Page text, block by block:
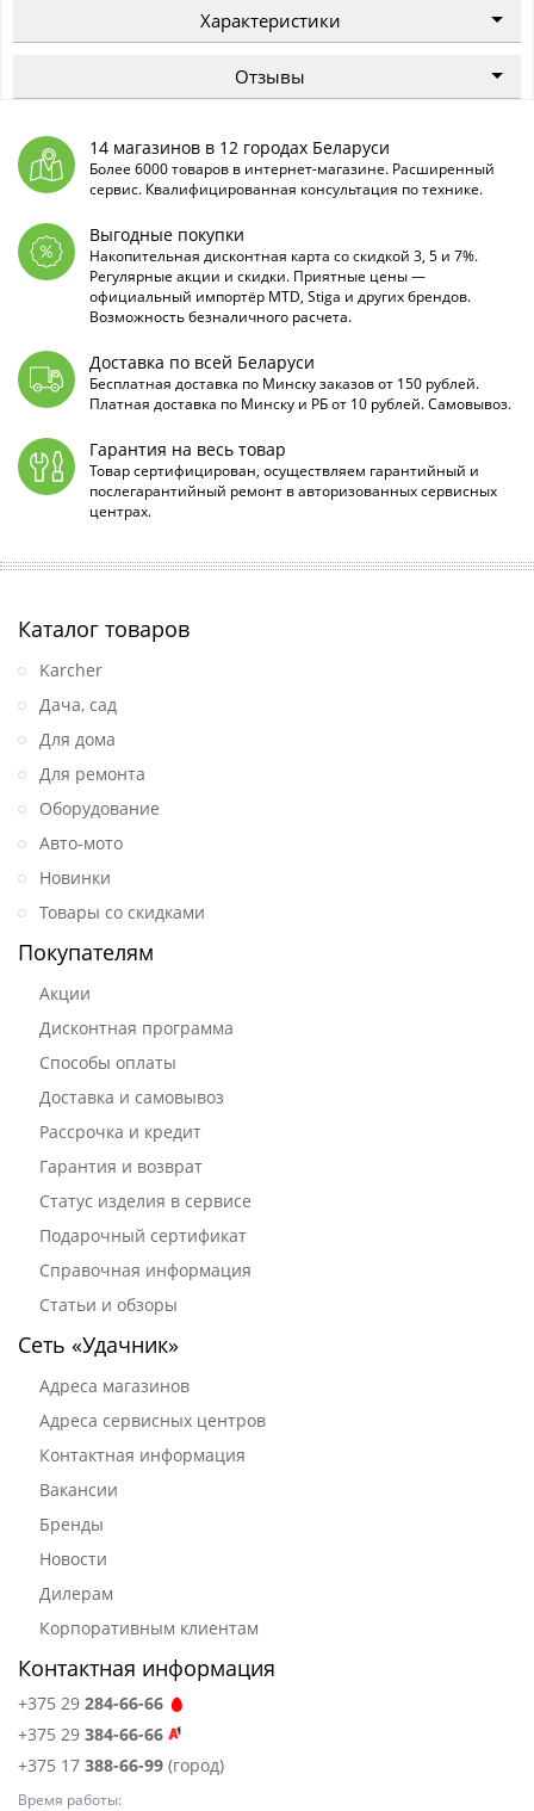
Характеристики
Отзывы
14 магазинов в 12 городах Беларуси
Более 6000 товаров в интернет-магазине. Расширенный
сервис. Квалифицированная консультация по технике.
Выгодные покупки
Накопительная дисконтная карта со скидкой 3, 5 и 7%.
Регулярные акции и скидки. Приятные цены —
официальный импортёр MTD, Stiga и других брендов.
Возможность безналичного расчета.
Доставка по всей Беларуси
Бесплатная доставка по Минску заказов от 150 рублей.
Платная доставка по Минску и РБ от 10 рублей. Самовывоз.
Гарантия на весь товар
Товар сертифицирован, осуществляем гарантийный и
послегарантийный ремонт в авторизованных сервисных
центрах.
Каталог товаров
Karcher
Дача, сад
Для дома
Для ремонта
Оборудование
Авто-мото
Новинки
Товары со скидками
Покупателям
Акции
Дисконтная программа
Способы оплаты
Доставка и самовывоз
Рассрочка и кредит
Гарантия и возврат
Статус изделия в сервисе
Подарочный сертификат
Справочная информация
Статьи и обзоры
Сеть «Удачник»
Адреса магазинов
Адреса сервисных центров
Контактная информация
Вакансии
Бренды
Новости
Дилерам
Корпоративным клиентам
Контактная информация
+375 29 284-66-66
+375 29 384-66-66
+375 17 388-66-99 (город)
Время работы: